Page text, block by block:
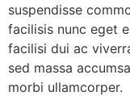
suspendisse
facilisis nunc eget
facilisi dui ac
sed massa
morbi ullamcorper.